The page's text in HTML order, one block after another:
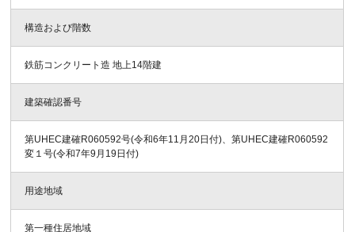
構造および階数
鉄筋コンクリート造 地上14階建
建築確認番号
第UHEC建確R060592号(令和6年11月20日付)、第UHEC建確R060592
変１号(令和7年9月19日付)
用途地域
第一種住居地域